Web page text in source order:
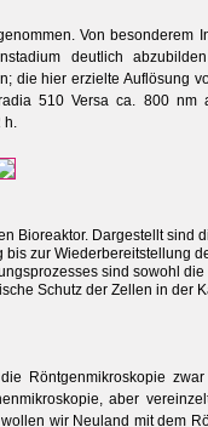
Von besonderem
deutlich
die hier erzielte Auflösung
510 Versa ca. 800 nm
h.
Bioreaktor. Dargestellt sind
bis zur Wiederbereitstellung
sind sowohl
Schutz der Zellen in der
Röntgenmikroskopie
aber
wir Neuland mit dem